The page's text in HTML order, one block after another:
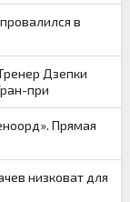
в
Дзепки
при
Прямая
низковат для